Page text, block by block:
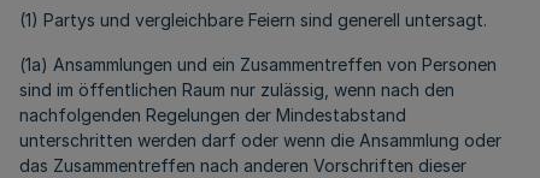
(1) Partys und vergleichbare Feiern sind generell untersagt.
(1a) Ansammlungen und ein Zusammentreffen von Personen
sind im öffentlichen Raum nur zulässig, wenn nach den
nachfolgenden Regelungen der Mindestabstand
unterschritten werden darf oder wenn die Ansammlung oder
das Zusammentreffen nach anderen Vorschriften dieser